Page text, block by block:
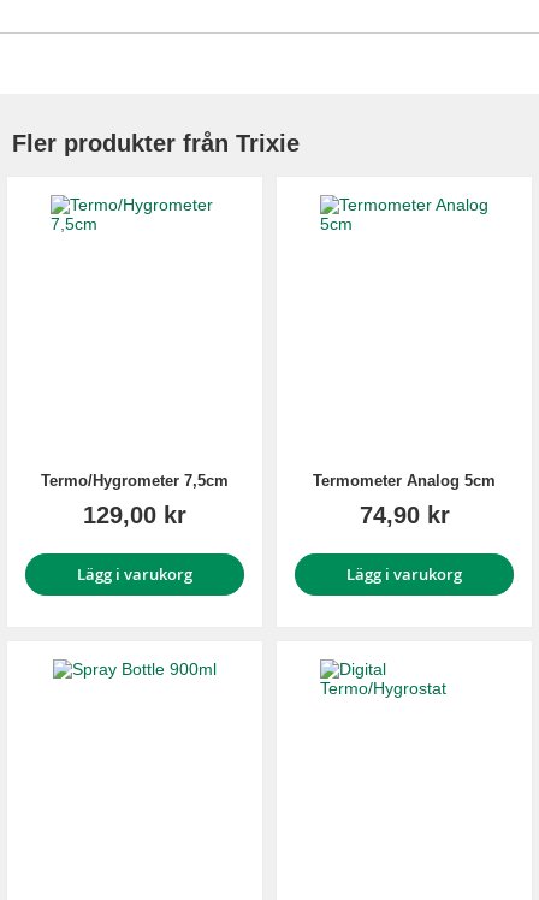
Fler produkter från Trixie
Termo/Hygrometer 7,5cm
129,00 kr
Lägg i varukorg
Termometer Analog 5cm
74,90 kr
Lägg i varukorg